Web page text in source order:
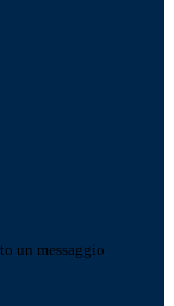
un messaggio